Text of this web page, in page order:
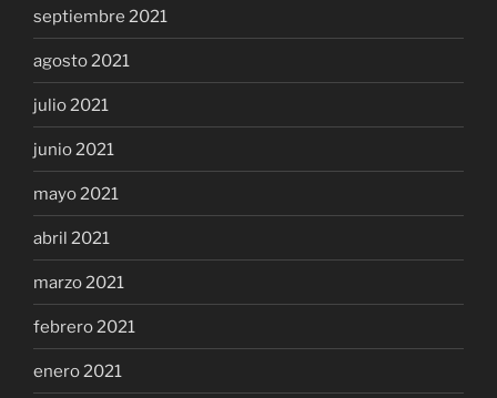
septiembre 2021
agosto 2021
julio 2021
junio 2021
mayo 2021
abril 2021
marzo 2021
febrero 2021
enero 2021